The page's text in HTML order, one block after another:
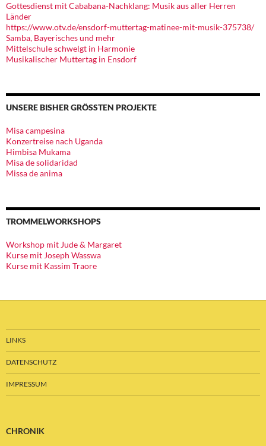
Gottesdienst mit Cababana-Nachklang: Musik aus aller Herren
Länder
https://www.otv.de/ensdorf-muttertag-matinee-mit-musik-375738/
Samba, Bayerisches und mehr
Mittelschule schwelgt in Harmonie
Musikalischer Muttertag in Ensdorf
UNSERE BISHER GRÖSSTEN PROJEKTE
Misa campesina
Konzertreise nach Uganda
Himbisa Mukama
Misa de solidaridad
Missa de anima
TROMMELWORKSHOPS
Workshop mit Jude & Margaret
Kurse mit Joseph Wasswa
Kurse mit Kassim Traore
LINKS
DATENSCHUTZ
IMPRESSUM
CHRONIK